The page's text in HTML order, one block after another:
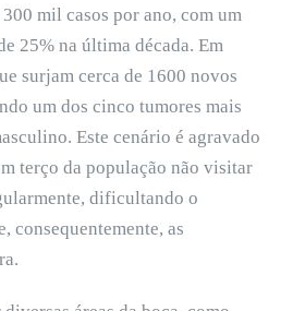
mil casos por ano, com um
25% na última década. Em
surjam cerca de 1600 novos
um dos cinco tumores mais
Este cenário é agravado
terço da população não visitar
dificultando o
consequentemente, as